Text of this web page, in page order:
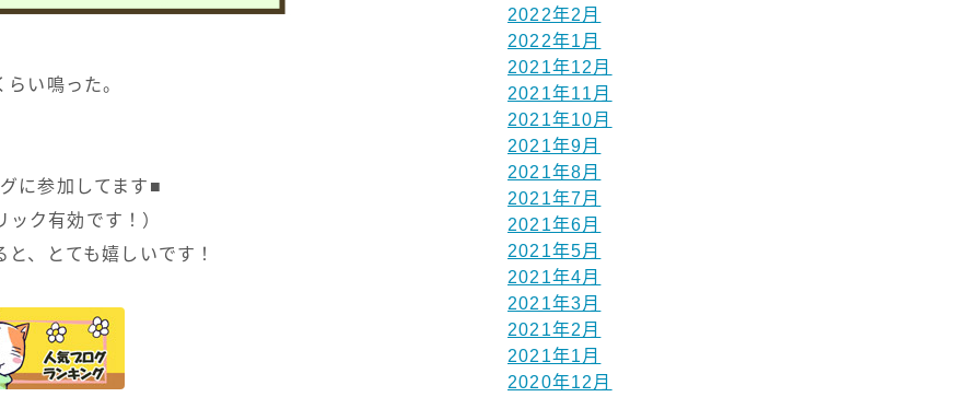
らい鳴った。
に参加してます■
ック有効です！）
、とても嬉しいです！
2022年2月
2022年1月
2021年12月
2021年11月
2021年10月
2021年9月
2021年8月
2021年7月
2021年6月
2021年5月
2021年4月
2021年3月
2021年2月
2021年1月
2020年12月